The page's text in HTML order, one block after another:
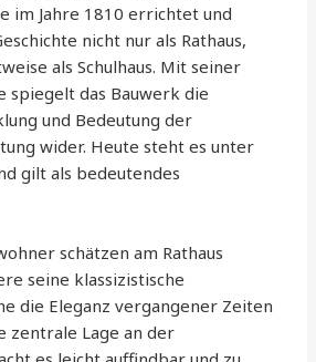
im Jahre 1810 errichtet und
nicht nur als Rathaus,
als Schulhaus. Mit seiner
spiegelt das Bauwerk die
und Bedeutung der
wider. Heute steht es unter
gilt als bedeutendes
schätzen am Rathaus
seine klassizistische
die Eleganz vergangener Zeiten
zentrale Lage an der